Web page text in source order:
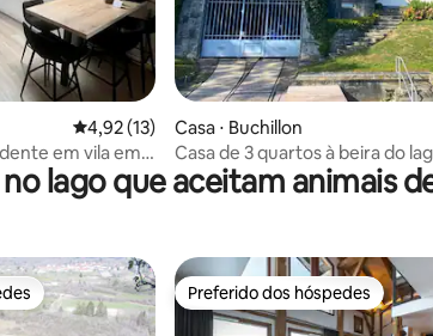
avaliações4,92 de uma avaliação média de 5, 13
4,92 (13)
em vila em
Casa ⋅ Buchillon
Casa de 3 quartos à beira do
ao lago e cais privativo
lago que aceitam animais
dos hóspedes Preferido dos hóspedes
Preferido dos hóspedes